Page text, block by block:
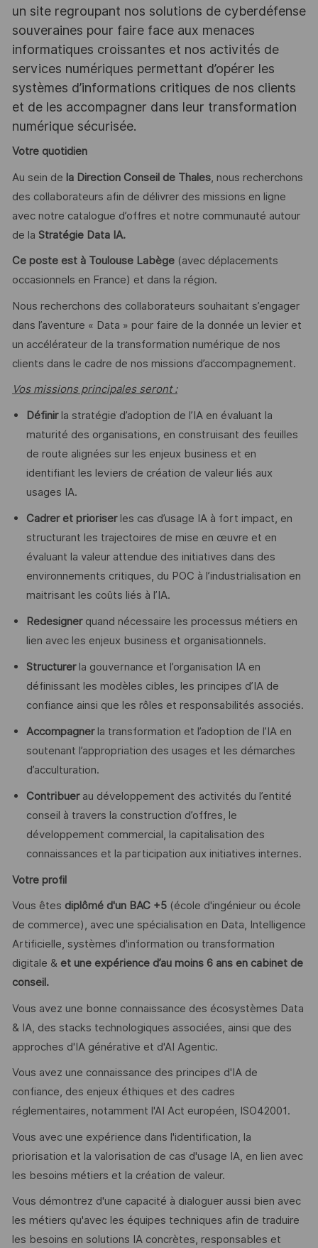
un site regroupant nos solutions de cyberdéfense
souveraines pour faire face aux menaces
informatiques croissantes et nos activités de
services numériques permettant d’opérer les
systèmes d’informations critiques de nos clients
et de les accompagner dans leur transformation
numérique sécurisée.
Votre quotidien
Au sein de la Direction Conseil de Thales, nous recherchons
des collaborateurs afin de délivrer des missions en ligne
avec notre catalogue d’offres et notre communauté autour
de la Stratégie Data IA.
Ce poste est à Toulouse Labège(avec déplacements
occasionnels en France) et dans la région.
Nous recherchons des collaborateurs souhaitant s’engager
dans l’aventure « Data » pour faire de la donnée un levier et
un accélérateur de la transformation numérique de nos
clients dans le cadre de nos missions d’accompagnement.
Vos missions principales seront :
Définirla stratégie d’adoption de l’IA en évaluant la
maturité des organisations, en construisant des feuilles
de route alignées sur les enjeux business et en
identifiant les leviers de création de valeur liés aux
usages IA.
Cadrer et prioriserles cas d’usage IA à fort impact, en
structurant les trajectoires de mise en œuvre et en
évaluant la valeur attendue des initiatives dans des
environnements critiques, du POC à l’industrialisation en
maitrisant les coûts liés à l’IA.
Redesigner quand nécessaire les processus métiers en
lien avec les enjeux business et organisationnels.
Structurerla gouvernance et l’organisation IA en
définissant les modèles cibles, les principes d’IA de
confiance ainsi que les rôles et responsabilités associés.
Accompagnerla transformation et l’adoption de l’IA en
soutenant l’appropriation des usages et les démarches
d’acculturation.
Contribuer au développement des activités du l’entité
conseil à travers la construction d’offres, le
développement commercial, la capitalisation des
connaissances et la participation aux initiatives internes.
Votre profil
Vous êtes diplômé d'un BAC +5(école d'ingénieur ou école
de commerce), avec une spécialisation en Data, Intelligence
Artificielle, systèmes d'information ou transformation
digitale & et une expérience d’au moins 6 ans en cabinet de
conseil.
Vous avez une bonne connaissance des écosystèmes Data
& IA, des stacks technologiques associées, ainsi que des
approches d'IA générative et d'AI Agentic.
Vous avez une connaissance des principes d'IA de
confiance, des enjeux éthiques et des cadres
réglementaires, notamment l'AI Act européen, ISO42001.
​Vous avec une expérience dans l'identification, la
priorisation et la valorisation de cas d'usage IA, en lien avec
les besoins métiers et la création de valeur.
Vous démontrez d'une capacité à dialoguer aussi bien avec
les métiers qu'avec les équipes techniques afin de traduire
les besoins en solutions IA concrètes, responsables et